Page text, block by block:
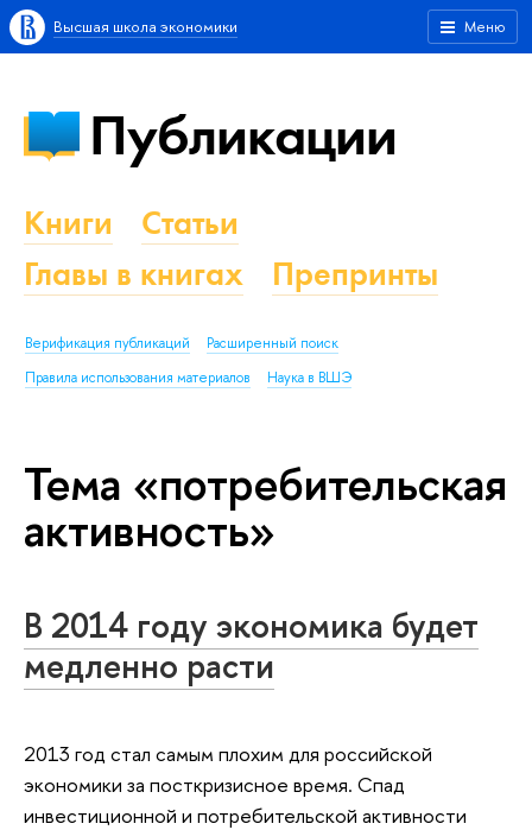
Меню
Высшая школа экономики
Публикации
Книги
Статьи
Главы в книгах
Препринты
Верификация публикаций
Расширенный поиск
Правила использования материалов
Наука в ВШЭ
Тема «потребительская
активность»
В 2014 году экономика будет
медленно расти
2013 год стал самым плохим для российской
экономики за посткризисное время. Спад
инвестиционной и потребительской активности